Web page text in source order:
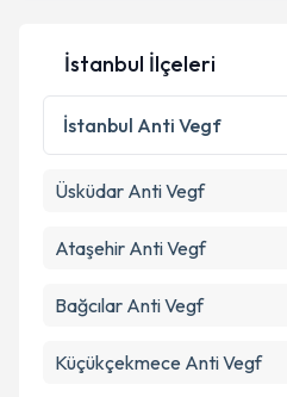
Kişisel verilerimin
Metni
'ni okudum ve
kapsamda işlenmesini
İstanbul İlçeleri
İstanbul Anti Vegf
Üsküdar Anti Vegf
Ataşehir Anti Vegf
Bağcılar Anti Vegf
Küçükçekmece Anti Vegf